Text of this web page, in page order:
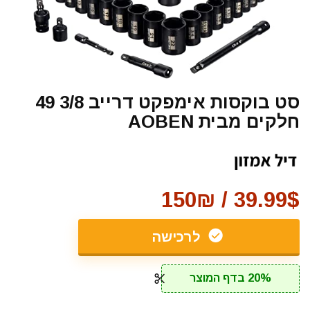
סט בוקסות אימפקט דרייב 3/8 49
חלקים מבית AOBEN
39.99$ / 150₪
לרכישה
20% בדף המוצר